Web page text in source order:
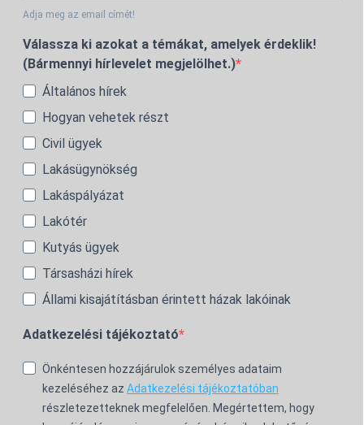
Adja meg az email címét!
Válassza ki azokat a témákat, amelyek érdeklik!
(Bármennyi hírlevelet megjelölhet.)
Általános hírek
Hogyan vehetek részt
Civil ügyek
Lakásügynökség
Lakáspályázat
Lakótér
Kutyás ügyek
Társasházi hírek
Állami kisajátításban érintett házak lakóinak
Adatkezelési tájékoztató
Önkéntesen hozzájárulok személyes adataim
kezeléséhez az Adatkezelési tájékoztatóban
részletezetteknek megfelelően. Megértettem, hogy